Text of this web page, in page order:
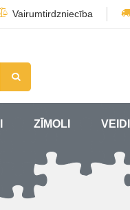
Vairumtirdzniecība
ZĪMOLI VEIDI